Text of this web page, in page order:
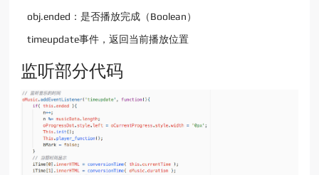
obj.ended：是否播放完成（Boolean）
timeupdate事件，返回当前播放位置
监听部分代码